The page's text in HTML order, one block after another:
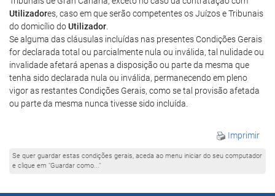
Utilizadores, caso em que serão competentes os Juízos e Tribunais
do domicílio doUtilizador
Se alguma das cláusulas incluídas nas presentes Condições Gerais
for declarada total ou parcialmente nula ou inválida, tal nulidade ou
invalidade afetará apenas a disposição ou parte da mesma que
tenha sido declarada nula ou inválida, permanecendo em pleno
vigor as restantes Condições Gerais, como se tal provisão afetada
ou parte da mesma nunca tivesse sido incluída.
Imprimir
Se quer guardar estas condições gerais, aceda ao menu iniciar do seu computador
e clique em "Guardar como..."